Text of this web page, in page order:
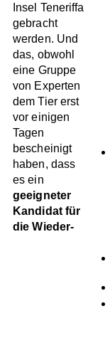
Insel Teneriffa
gebracht
werden. Und
das, obwohl
eine Gruppe
von Experten
dem Tier erst
vor einigen
Tagen
bescheinigt
haben, dass
es ein
geeigneter
Kandidat für
die Wieder-